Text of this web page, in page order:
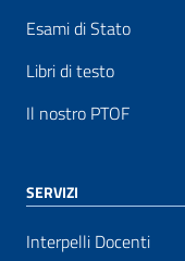
Esami di Stato
Libri di testo
Il nostro PTOF
SERVIZI
Interpelli Docenti